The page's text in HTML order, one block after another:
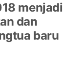
menjadi
dan
baru